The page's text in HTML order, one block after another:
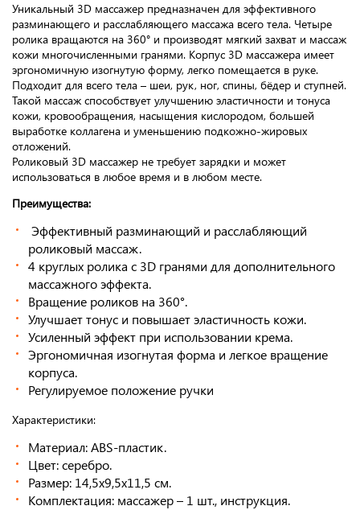
Уникальный 3D массажер предназначен для эффективного
разминающего и расслабляющего массажа всего тела. Четыре
ролика вращаются на 360° и производят мягкий захват и массаж
кожи многочисленными гранями. Корпус 3D массажера имеет
эргономичную изогнутую форму, легко помещается в руке.
Подходит для всего тела – шеи, рук, ног, спины, бёдер и ступней.
Такой массаж способствует улучшению эластичности и тонуса
кожи, кровообращения, насыщения кислородом, большей
выработке коллагена и уменьшению подкожно-жировых
отложений.
Роликовый 3D массажер не требует зарядки и может
использоваться в любое время и в любом месте.
Преимущества:
Эффективный разминающий и расслабляющий
роликовый массаж.
4 круглых ролика с 3D гранями для дополнительного
массажного эффекта.
Вращение роликов на 360°.
Улучшает тонус и повышает эластичность кожи.
Усиленный эффект при использовании крема.
Эргономичная изогнутая форма и легкое вращение
корпуса.
Регулируемое положение ручки
Характеристики:
Материал: ABS-пластик.
Цвет: серебро.
Размер: 14,5х9,5х11,5 см.
Комплектация: массажер – 1 шт., инструкция.